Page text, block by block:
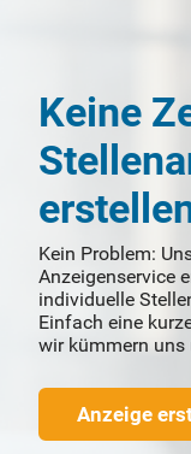
Keine
Kein Problem:
Anzeigenservice
individuelle
Einfach eine
wir kümmern
Anzeige